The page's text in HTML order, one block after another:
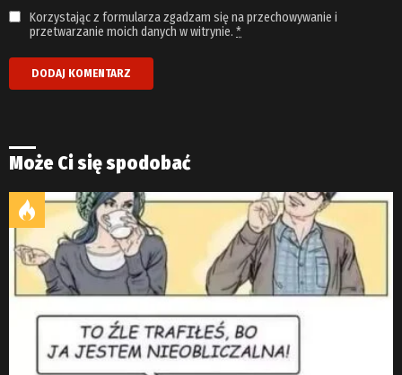
Korzystając z formularza zgadzam się na przechowywanie i
przetwarzanie moich danych w witrynie. *
Może Ci się spodobać